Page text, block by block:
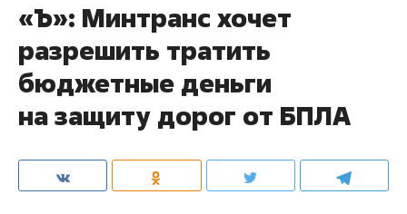
«Ъ»: Минтранс хочет
разрешить тратить
бюджетные деньги
на защиту дорог от БПЛА